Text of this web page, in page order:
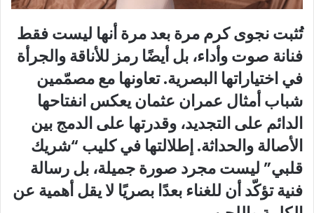
تُثبت نجوى كرم مرة بعد مرة أنها ليست فقط
فنانة صوت وأداء، بل أيضًا رمز للأناقة والجرأة
في اختياراتها البصرية. تعاونها مع مصمّمين
شباب أمثال عمران عثمان يعكس انفتاحها
الدائم على التجديد، وقدرتها على الدمج بين
الأصالة والحداثة. إطلالتها في كليب “شريك
قلبي” ليست مجرد صورة جميلة، بل رسالة
فنية تؤكّد أن للغناء بعدًا بصريًا لا يقل أهمية عن